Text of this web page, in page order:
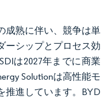
成熟に伴い、競争は単
ーシップとプロセス効
は2027年までに商業
Solutionは高性能モ
推進しています。BYD